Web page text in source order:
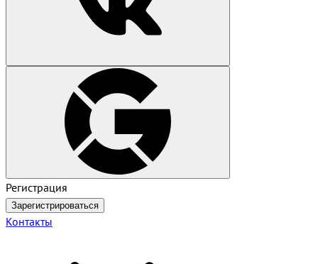
Регистрация
Зарегистрироваться
Контакты